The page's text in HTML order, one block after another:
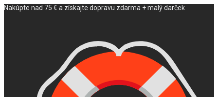
Nakúpte nad 75 € a získajte dopravu zdarma + malý darček